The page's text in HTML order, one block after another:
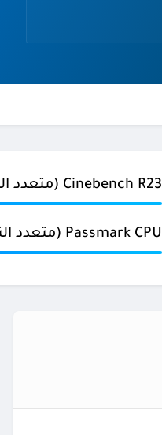
Cinebench R23 (متعدد النواة)
Passmark CPU (متعدد النواة)